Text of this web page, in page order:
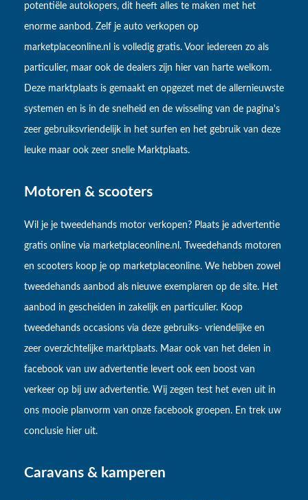
potentiële autokopers, dit heeft alles te maken met het
enorme aanbod. Zelf je auto verkopen op
marketplaceonline.nl is volledig gratis. Voor iedereen zo als
particulier, maar ook de dealers zijn hier van harte welkom.
Deze marktplaats is gemaakt en opgezet met de allernieuwste
systemen en is in de snelheid en de wisseling van de pagina's
zeer gebruiksvriendelijk in het surfen en het gebruik van deze
leuke maar ook zeer snelle Marktplaats.
Motoren & scooters
Wil je je tweedehands motor verkopen? Plaats je advertentie
gratis online via marketplaceonline.nl. Tweedehands motoren
en scooters koop je op marketplaceonline. We hebben zowel
tweedehands aanbod als nieuwe exemplaren op de site. Het
aanbod in gescheiden in zakelijk en particulier. Koop
tweedehands occasions via deze gebruiks- vriendelijke en
zeer overzichtelijke marktplaats. Maar ook van het delen in
facebook van uw advertentie levert ook een boost van
verkeer op bij uw advertentie. Wij zegen test het even uit in
ons mooie planvorm van onze facebook groepen. En trek uw
conclusie hier uit.
Caravans & kamperen